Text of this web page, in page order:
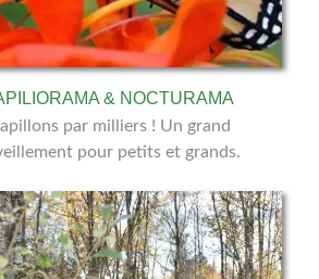
& NOCTURAMA
par milliers ! Un grand
pour petits et grands.